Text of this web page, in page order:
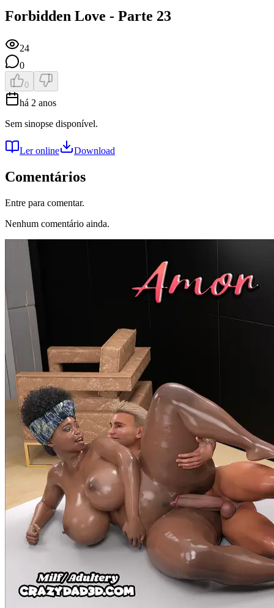
Forbidden Love - Parte 23
24
0
0
há 2 anos
Sem sinopse disponível.
Ler online Download
Comentários
Entre para comentar.
Nenhum comentário ainda.